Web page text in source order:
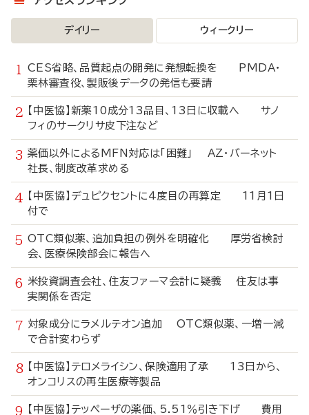
デイリー ウィークリー
CES省略、品質起点の開発に発想転換を PMDA・
栗林審査役、製販後データの発信も要請
【中医協】新薬10成分13品目、13日に収載へ サノ
フィのサークリサ皮下注など
薬価以外によるMFN対応は「困難」 AZ・バーネット
社長、制度改革求める
【中医協】デュピクセントに4度目の再算定 11月1日
付で
OTC類似薬、追加負担の例外を明確化 厚労省検討
会、医療保険部会に報告へ
米投資調査会社、住友ファーマ会計に疑義 住友は事
実関係を否定
対象成分にラメルテオン追加 OTC類似薬、一増一減
で合計変わらず
【中医協】テロメライシン、保険適用了承 13日から、
オンコリスの再生医療等製品
【中医協】テッペーザの薬価、5.51％引き下げ 費用